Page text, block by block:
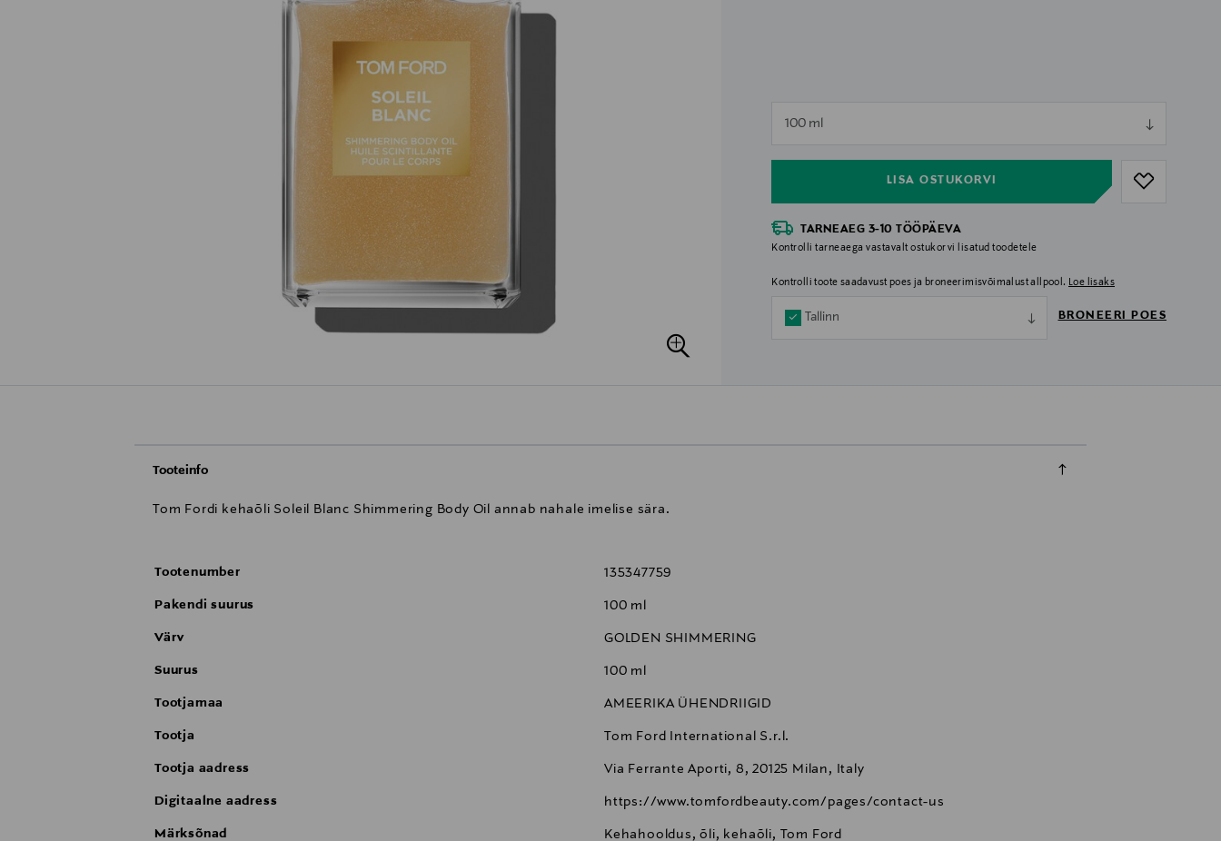
100 ml
LISA OSTUKORVI
null
TARNEAEG 3-10 TÖÖPÄEVA
Kontrolli tarneaega vastavalt ostukorvi lisatud toodetele
Kontrolli toote saadavust poes ja broneerimisvõimalust allpool. Loe lisaks
Tallinn BRONEERI POES
Tooteinfo
Tom Fordi kehaõli Soleil Blanc Shimmering Body Oil annab nahale imelise sära.
Tootenumber 135347759
Pakendi suurus 100 ml
Värv GOLDEN SHIMMERING
Suurus 100 ml
Tootjamaa AMEERIKA ÜHENDRIIGID
Tootja Tom Ford International S.r.l.
Tootja aadress Via Ferrante Aporti, 8, 20125 Milan, Italy
Digitaalne aadress https://www.tomfordbeauty.com/pages/contact-us
Märksõnad Kehahooldus, õli, kehaõli, Tom Ford